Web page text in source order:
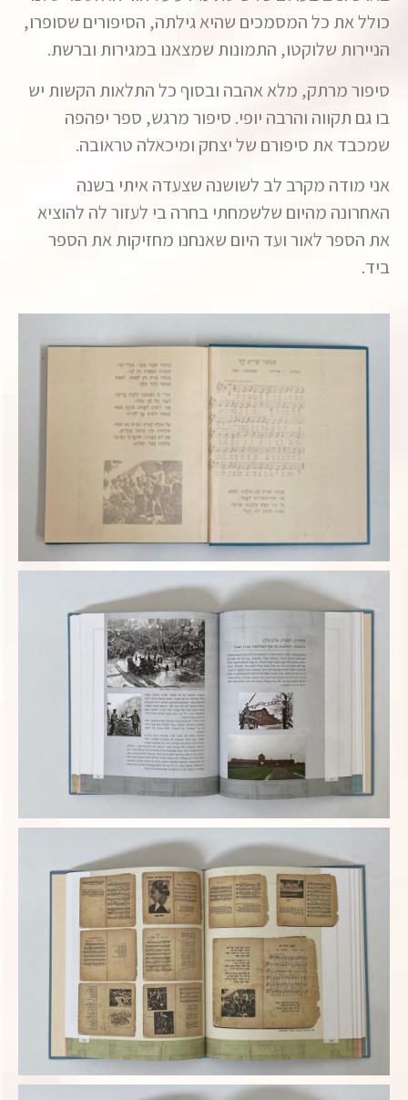
כולל את כל המסמכים שהיא גילתה, הסיפורים שסופרו,
הניירות שלוקטו, התמונות שמצאנו במגירות וברשת.
סיפור מרתק, מלא אהבה ובסוף כל התלאות הקשות יש
בו גם תקווה והרבה יופי. סיפור מרגש, ספר יפהפה
שמכבד את סיפורם של יצחק ומיכאלה טראובה.
אני מודה מקרב לב לשושנה שצעדה איתי בשנה
האחרונה מהיום שלשמחתי בחרה בי לעזור לה להוציא
את הספר לאור ועד היום שאנחנו מחזיקות את הספר
ביד.